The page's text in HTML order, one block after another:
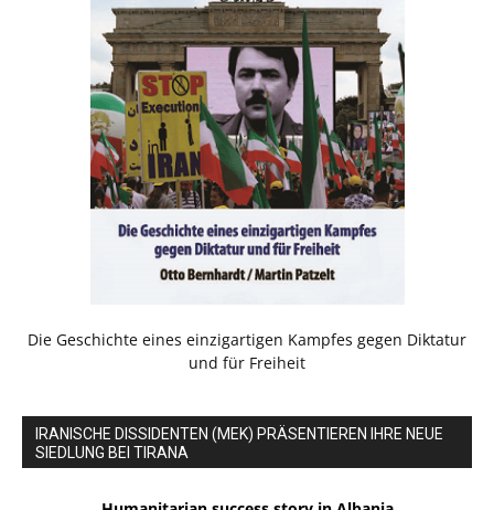
Die Geschichte eines einzigartigen Kampfes gegen Diktatur
und für Freiheit
IRANISCHE DISSIDENTEN (MEK) PRÄSENTIEREN IHRE NEUE
SIEDLUNG BEI TIRANA